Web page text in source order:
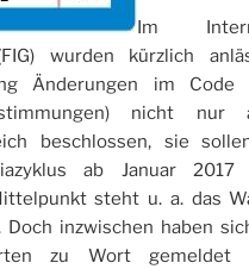
Im
wurden kürzlich
Änderungen im Code
nicht nur
beschlossen, sie
ab Januar 2017
steht u. a. das
Doch inzwischen haben
zu Wort gemeldet